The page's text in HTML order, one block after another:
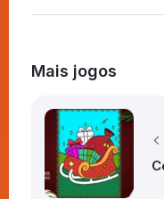
Mais jogos